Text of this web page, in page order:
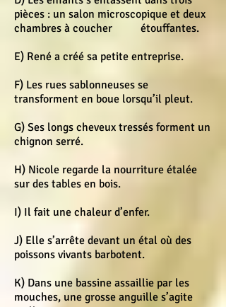
pièces : un salon microscopique et deux
chambres à coucher étouffantes.
E) René a créé sa petite entreprise.
F) Les rues sablonneuses se
transforment en boue lorsqu’il pleut.
G) Ses longs cheveux tressés forment un
chignon serré.
H) Nicole regarde la nourriture étalée
sur des tables en bois.
I) Il fait une chaleur d’enfer.
J) Elle s’arrête devant un étal où des
poissons vivants barbotent.
K) Dans une bassine assaillie par les
mouches, une grosse anguille s’agite